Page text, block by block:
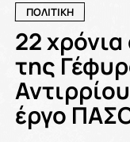
ΠΟΛΙΤΙΚΗ
22 χρόνια
της
έργο